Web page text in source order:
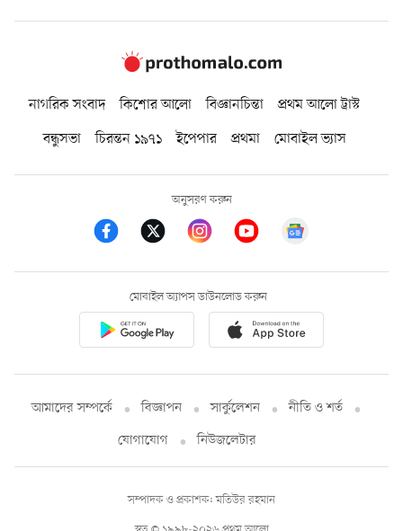
নাগরিক সংবাদ কিশোর আলো বিজ্ঞানচিন্তা
প্রথম আলো ট্রাস্ট
বন্ধুসভা
চিরন্তন ১৯৭১ ইপেপার প্রথমা মোবাইল ভ্যাস
অনুসরণ করুন
মোবাইল অ্যাপস ডাউনলোড করুন
আমাদের সম্পর্কে বিজ্ঞাপন সার্কুলেশন
নীতি ও শর্ত
যোগাযোগ
নিউজলেটার
সম্পাদক ও প্রকাশক: মতিউর রহমান